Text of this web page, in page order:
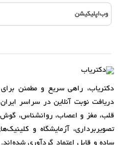
وب‌اپلیکیشن
دکتریاب، راهی سریع و مطمئن
دریافت نوبت آنلاین در سراسر
قلب، مغز و اعصاب، روانشناس،
تصویربرداری، آزمایشگاه و
ساده و قابل اعتماد گردآوری